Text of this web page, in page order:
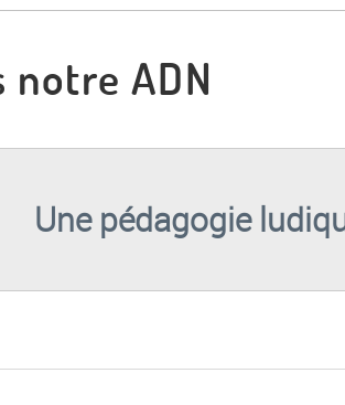
notre ADN
Une pédagogie